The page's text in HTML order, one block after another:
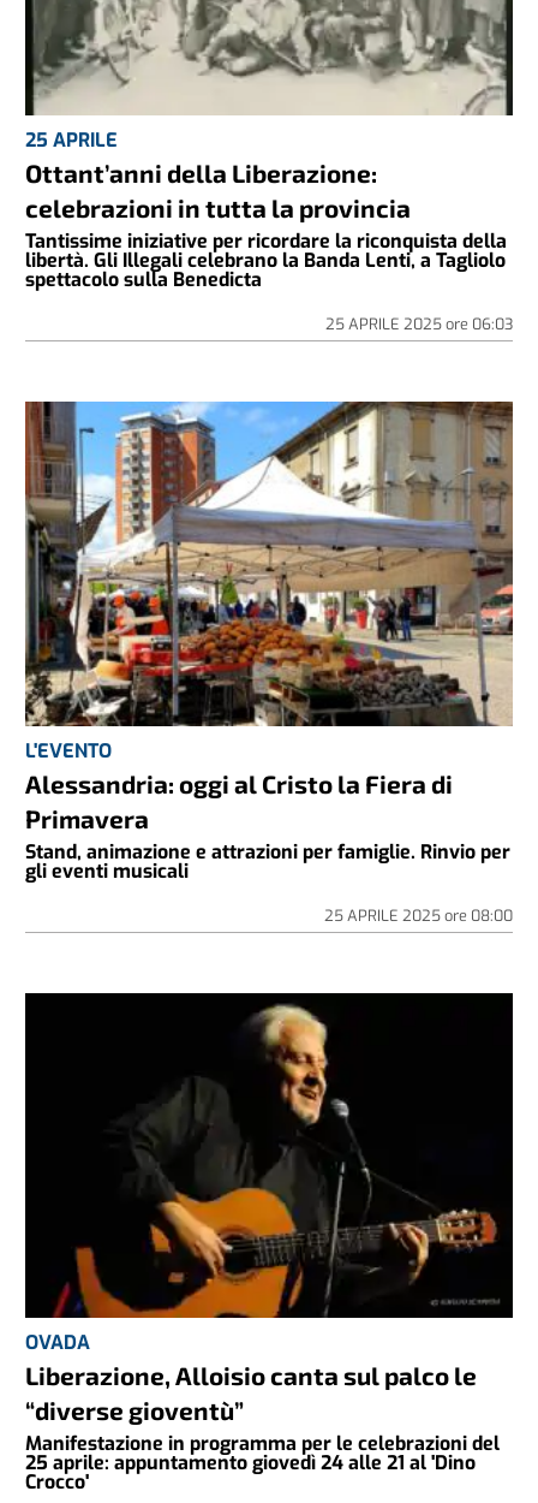
25 APRILE
Ottant’anni della Liberazione:
celebrazioni in tutta la provincia
Tantissime iniziative per ricordare la riconquista della
libertà. Gli Illegali celebrano la Banda Lenti, a Tagliolo
spettacolo sulla Benedicta
25 APRILE 2025ore 06:03
L'EVENTO
Alessandria: oggi al Cristo la Fiera di
Primavera
Stand, animazione e attrazioni per famiglie. Rinvio per
gli eventi musicali
25 APRILE 2025ore 08:00
OVADA
Liberazione, Alloisio canta sul palco le
“diverse gioventù”
Manifestazione in programma per le celebrazioni del
25 aprile: appuntamento giovedì 24 alle 21 al 'Dino
Crocco'